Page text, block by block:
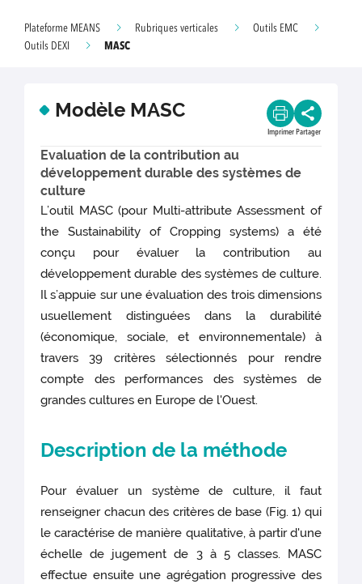
Plateforme MEANS Rubriques verticales
Outils EMC
Outils DEXI
MASC
Modèle MASC
Imprimer Partager
Evaluation de la contribution au
développement durable des systèmes de
culture
L’outil MASC (pour Multi-attribute Assessment of
the Sustainability of Cropping systems) a été
conçu pour évaluer la contribution au
développement durable des systèmes de culture.
Il s’appuie sur une évaluation des trois dimensions
usuellement distinguées dans la durabilité
(économique, sociale, et environnementale) à
travers 39 critères sélectionnés pour rendre
compte des performances des systèmes de
grandes cultures en Europe de l'Ouest.
Description de la méthode
Pour évaluer un système de culture, il faut
renseigner chacun des critères de base (Fig. 1) qui
le caractérise de manière qualitative, à partir d'une
échelle de jugement de 3 à 5 classes. MASC
effectue ensuite une agrégation progressive des